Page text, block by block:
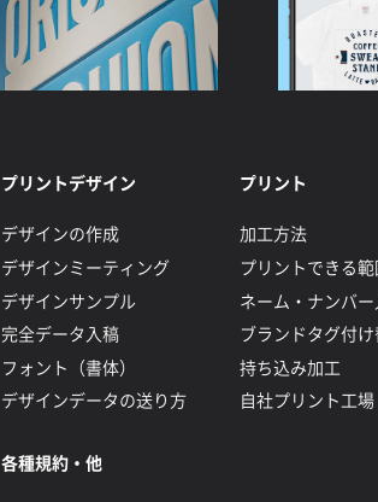
プリントデザイン
デザインの作成
デザインミーティング
デザインサンプル
完全データ入稿
フォント（書体）
デザインデータの送り方
プリント
加工方法
プリントできる範
ネーム・ナンバー
ブランドタグ付け
持ち込み加工
自社プリント工場
各種規約・他